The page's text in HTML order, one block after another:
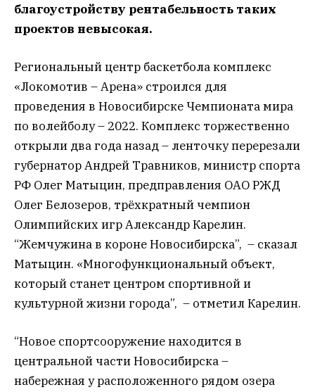
благоустройству рентабельность таких
проектов невысокая.
Региональный центр баскетбола комплекс
«Локомотив – Арена» строился для
проведения в Новосибирске Чемпионата мира
по волейболу – 2022. Комплекс торжественно
открыли два года назад – ленточку перерезали
губернатор Андрей Травников, министр спорта
РФ Олег Матыцин, предправления ОАО РЖД
Олег Белозеров, трёхкратный чемпион
Олимпийских игр Александр Карелин.
“Жемчужина в короне Новосибирска”, – сказал
Матыцин. «Многофункциональный объект,
который станет центром спортивной и
культурной жизни города”, – отметил Карелин.
“Новое спортсооружение находится в
центральной части Новосибирска –
набережная у расположенного рядом озера